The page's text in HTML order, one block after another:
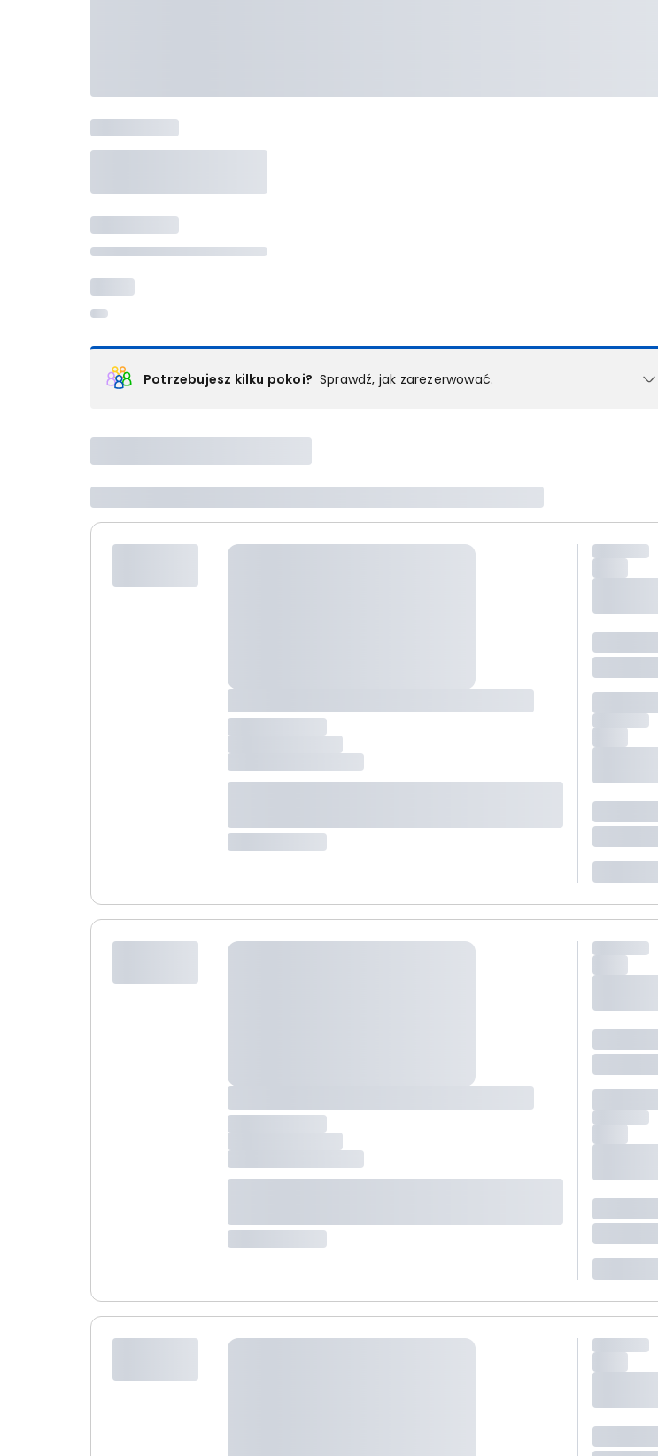
Potrzebujesz kilku pokoi? Sprawdź, jak zarezerwować.
Wybierz jedną z ofert z listy i zarezerwuj ją. Zrób oddzielne rezerwacje dla każdego kolejnego pokoju
lubskontaktuj się z nami,by złożyć zamówienie u naszego doradcy.
Maksymalna liczba uczestników
Jeśli nie możesz dodać kolejnych osób, osiągnąłeś(-aś) maksymalny limit dla 1 pokoju.